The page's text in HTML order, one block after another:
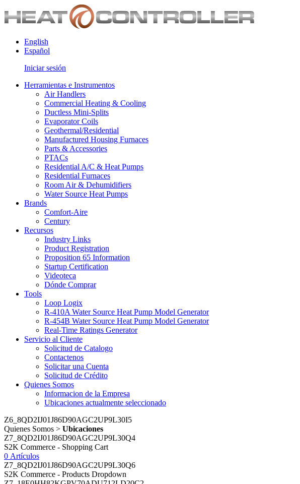
English
Español
Iniciar sesión
Herramientas e Instrumentos
Air Handlers
Commercial Heating & Cooling
Ductless Mini-Splits
Evaporator Coils
Geothermal/Residential
Manufactured Housing Furnaces
Parts & Accessories
PTACs
Residential A/C & Heat Pumps
Residential Furnaces
Room Air & Dehumidifiers
Water Source Heat Pumps
Brands
Comfort-Aire
Century
Recursos
Industry Links
Product Registration
Proposition 65 Information
Startup Certification
Videoteca
Dónde Comprar
Tools
Loop Logix
R-410A Water Source Heat Pump Model Generator
R-454B Water Source Heat Pump Model Generator
Real-Time Ratings Generator
Servicio al Cliente
Solicitud de Catalogo
Contactenos
Solicitar una Cuenta
Solicitud de Crédito
Quienes Somos
Informacion de la Empresa
Ubicaciones actualmente seleccionado
Z6_8QD2IJ01J86D90AGC2UP9L30I5
Quienes Somos > Ubicaciones
Z7_8QD2IJ01J86D90AGC2UP9L30Q4
S2K Commerce - Shopping Cart
0 Artículos
Z7_8QD2IJ01J86D90AGC2UP9L30Q6
S2K Commerce - Products Dropdown